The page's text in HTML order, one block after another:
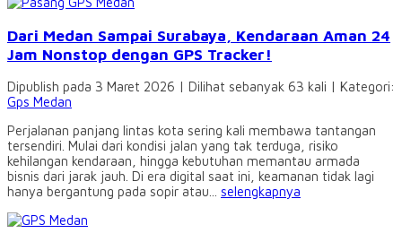
Dari Medan Sampai Surabaya, Kendaraan Aman 24
Jam Nonstop dengan GPS Tracker!
Dipublish pada 3 Maret 2026 | Dilihat sebanyak 63 kali | Kategori:
Gps Medan
Perjalanan panjang lintas kota sering kali membawa tantangan
tersendiri. Mulai dari kondisi jalan yang tak terduga, risiko
kehilangan kendaraan, hingga kebutuhan memantau armada
bisnis dari jarak jauh. Di era digital saat ini, keamanan tidak lagi
hanya bergantung pada sopir atau... selengkapnya